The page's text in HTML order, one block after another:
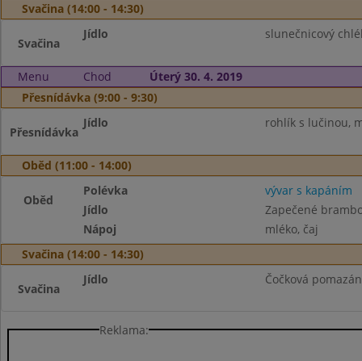
Svačina (14:00 - 14:30)
Svačina
Jídlo slunečnicový
Menu Chod
Úterý 30. 4. 2019
Přesnídávka (9:00 - 9:30)
Přesnídávka
Jídlo rohlík s lučinou,
Oběd (11:00 - 14:00)
Oběd
Polévka
vývar s kapáním
Jídlo
Zapečené
Nápoj
mléko, čaj
Svačina (14:00 - 14:30)
Svačina
Jídlo Čočková
Reklama: